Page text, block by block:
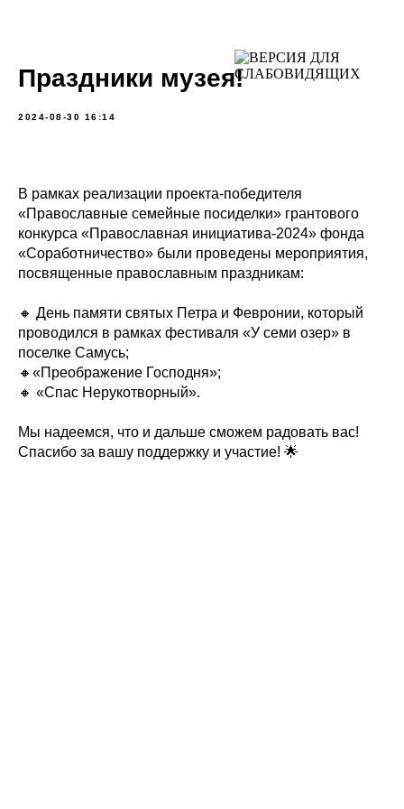
Праздники музея!
2024-08-30 16:14
В рамках реализации проекта-победителя
«Православные семейные посиделки» грантового
конкурса «Православная инициатива-2024» фонда
«Соработничество» были проведены мероприятия,
посвященные православным праздникам:
🔸 День памяти святых Петра и Февронии, который
проводился в рамках фестиваля «У семи озер» в
поселке Самусь;
🔸«Преображение Господня»;
🔸 «Спас Нерукотворный».
Мы надеемся, что и дальше сможем радовать вас!
Спасибо за вашу поддержку и участие! 🌟